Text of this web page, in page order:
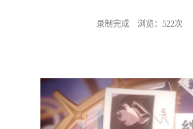
录制完成 浏览：522次